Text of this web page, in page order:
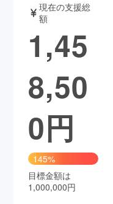
書籍・雑誌
チャレンジ
Creation
コミュニティ
現在の支援総
額
1,45
8,50
0円
145%
目標金額は
1,000,000円